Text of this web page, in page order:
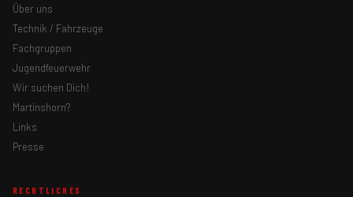
Über uns
Technik / Fahrzeuge
Fachgruppen
Jugendfeuerwehr
Wir suchen Dich!
Martinshorn?
Links
Presse
RECHTLICHES